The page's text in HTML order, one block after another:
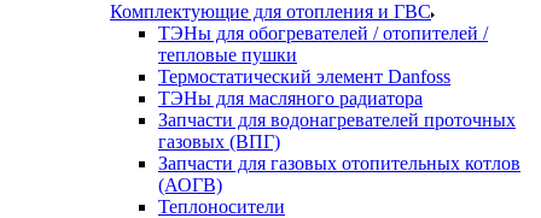
Комплектующие для отопления и ГВС
ТЭНы для обогревателей / отопителей /
тепловые пушки
Термостатический элемент Danfoss
ТЭНы для масляного радиатора
Запчасти для водонагревателей проточных
газовых (ВПГ)
Запчасти для газовых отопительных котлов
(АОГВ)
Теплоносители